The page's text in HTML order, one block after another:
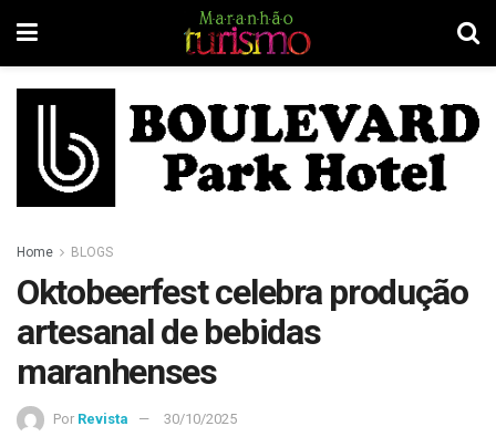
Home BLOGS
Oktobeerfest celebra produção
artesanal de bebidas
maranhenses
Por Revista 30/10/2025